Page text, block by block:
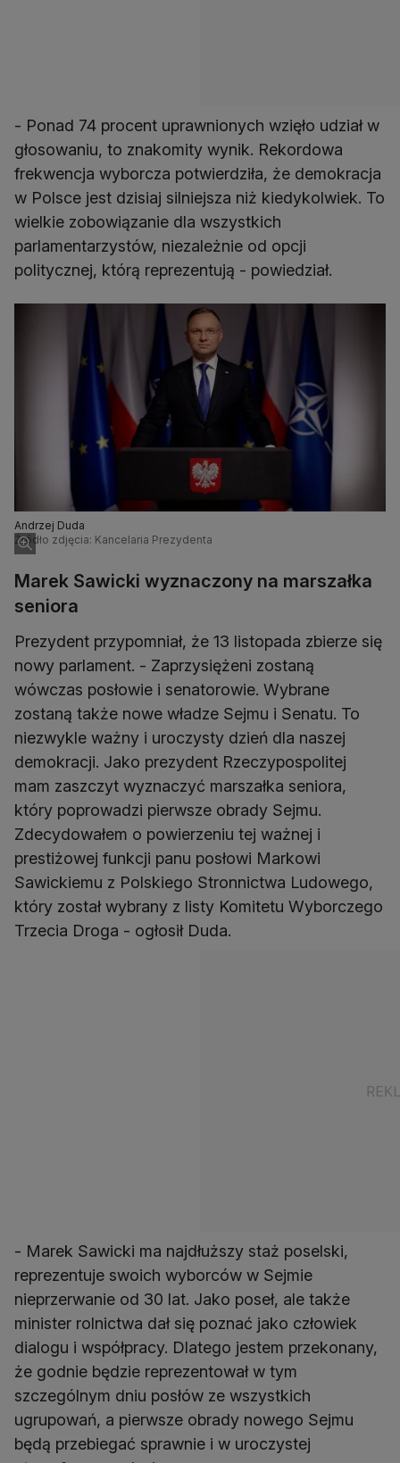
- Ponad 74 procent uprawnionych wzięło udział w
głosowaniu, to znakomity wynik. Rekordowa
frekwencja wyborcza potwierdziła, że demokracja
w Polsce jest dzisiaj silniejsza niż kiedykolwiek. To
wielkie zobowiązanie dla wszystkich
parlamentarzystów, niezależnie od opcji
politycznej, którą reprezentują - powiedział.
Andrzej Duda
Źródło zdjęcia: Kancelaria Prezydenta
Marek Sawicki wyznaczony na marszałka
seniora
Prezydent przypomniał, że 13 listopada zbierze się
nowy parlament. - Zaprzysiężeni zostaną
wówczas posłowie i senatorowie. Wybrane
zostaną także nowe władze Sejmu i Senatu. To
niezwykle ważny i uroczysty dzień dla naszej
demokracji. Jako prezydent Rzeczypospolitej
mam zaszczyt wyznaczyć marszałka seniora,
który poprowadzi pierwsze obrady Sejmu.
Zdecydowałem o powierzeniu tej ważnej i
prestiżowej funkcji panu posłowi Markowi
Sawickiemu z Polskiego Stronnictwa Ludowego,
który został wybrany z listy Komitetu Wyborczego
Trzecia Droga - ogłosił Duda.
- Marek Sawicki ma najdłuższy staż poselski,
reprezentuje swoich wyborców w Sejmie
nieprzerwanie od 30 lat. Jako poseł, ale także
minister rolnictwa dał się poznać jako człowiek
dialogu i współpracy. Dlatego jestem przekonany,
że godnie będzie reprezentował w tym
szczególnym dniu posłów ze wszystkich
ugrupowań, a pierwsze obrady nowego Sejmu
będą przebiegać sprawnie i w uroczystej